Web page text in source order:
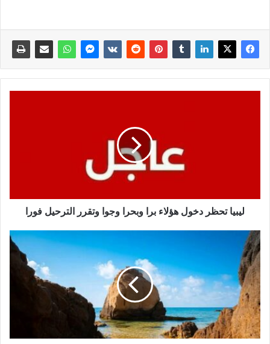
ليبيا تحظر دخول هؤلاء برا وبحرا وجوا وتقرر الترحيل فورا